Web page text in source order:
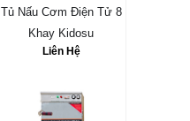
Tủ Nấu Cơm Điện Tử 8
Khay Kidosu
Liên Hệ